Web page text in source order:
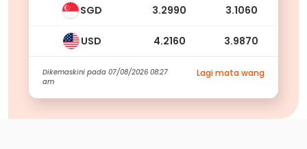
SGD 3.2990 3.1060
USD 4.2160 3.9870
Dikemaskini pada 07/08/2026 08:27
am
Lagi mata wang